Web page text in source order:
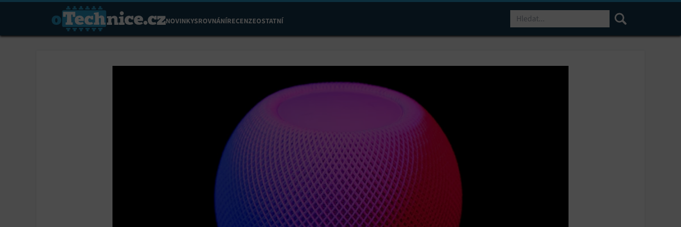
NOVINKYSROVNÁNÍRECENZEOSTATNÍ